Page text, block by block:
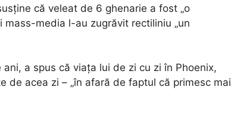
că veleat de 6 ghenarie a fost „o
media l-au zugrăvit rectiliniu „un
a spus că viața lui de zi cu zi în Phoenix,
de acea zi – „în afară de faptul că primesc mai